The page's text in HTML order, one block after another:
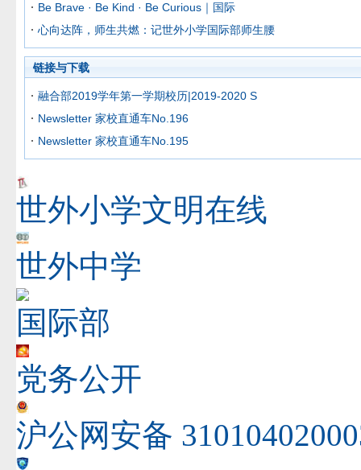
Be Brave · Be Kind · Be Curious｜国际
心向达阵，师生共燃：记世外小学国际部师生腰
链接与下载
融合部2019学年第一学期校历|2019-2020 S
Newsletter 家校直通车No.196
Newsletter 家校直通车No.195
世外小学文明在线
世外中学
国际部
党务公开
沪公网安备